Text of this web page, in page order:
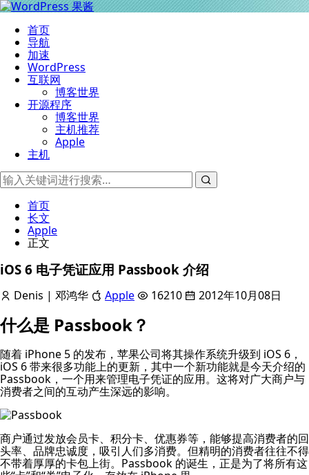
首页
导航
加速
WordPress
互联网
博客世界
开源程序
博客世界
主机推荐
Apple
主机
首页
长文
Apple
正文
iOS 6 电子凭证应用 Passbook 介绍
Denis | 邓鸿华 Apple 16210 2012年10月08日
什么是 Passbook？
随着 iPhone 5 的发布，苹果公司将其操作系统升级到 iOS 6，
iOS 6 带来很多功能上的更新，其中一个新功能就是今天介绍的
Passbook，一个用来管理电子凭证的应用。这将对广大商户与
消费者之间的互动产生深远的影响。
商户通过发放会员卡、积分卡、优惠券等，能够提高消费者的回
头率、品牌忠诚度，吸引人们多消费。但精明的消费者往往不得
不带着厚厚的卡包上街。Passbook 的诞生，正是为了将所有这